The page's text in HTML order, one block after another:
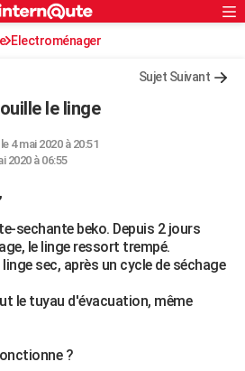
S'inscrire
Connexion
Electroménager
Sujet Suivant
le linge
4 mai 2020 à 20:51
2020 à 06:55
sechante beko. Depuis 2 jours
le linge ressort trempé.
sec, après un cycle de séchage
le tuyau d'évacuation, même
?